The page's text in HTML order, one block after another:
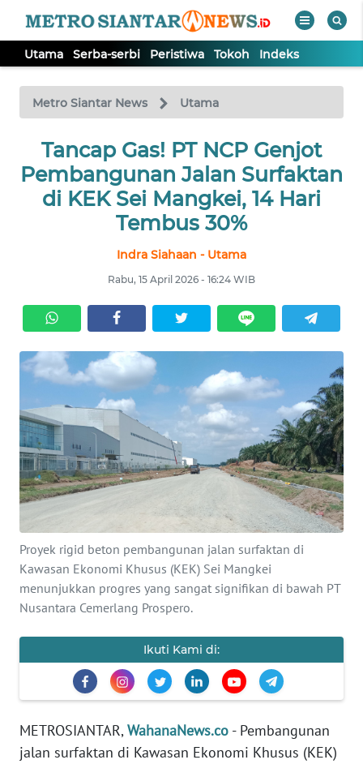
Utama Serba-serbi Peristiwa Tokoh Indeks
Metro Siantar News Utama
Tancap Gas! PT NCP Genjot
Pembangunan Jalan Surfaktan
di KEK Sei Mangkei, 14 Hari
Tembus 30%
Indra Siahaan - Utama
Rabu, 15 April 2026 - 16:24 WIB
Proyek rigid beton pembangunan jalan surfaktan di
Kawasan Ekonomi Khusus (KEK) Sei Mangkei
menunjukkan progres yang sangat signifikan di bawah PT
Nusantara Cemerlang Prospero.
Ikuti Kami di:
METROSIANTAR,WahanaNews.co - Pembangunan
jalan surfaktan di Kawasan Ekonomi Khusus (KEK)
TV
Tutup
UTAMA
SERBA-
SERBI
TOKOH
INDEKS
KONTAK
KAMI
INFO
IKLAN
TENTANG
KAMI
MEDIA
REDAKSI
KARIR